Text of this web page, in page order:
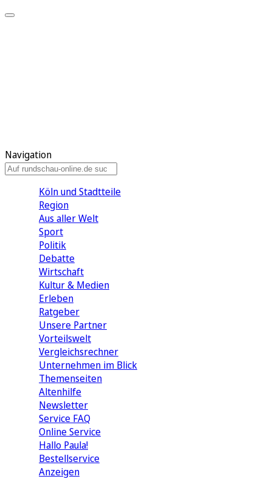
Navigation
Köln und Stadtteile
Region
Aus aller Welt
Sport
Politik
Debatte
Wirtschaft
Kultur & Medien
Erleben
Ratgeber
Unsere Partner
Vorteilswelt
Vergleichsrechner
Unternehmen im Blick
Themenseiten
Altenhilfe
Newsletter
Service FAQ
Online Service
Hallo Paula!
Bestellservice
Anzeigen